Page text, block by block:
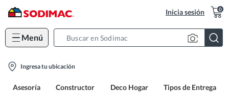
Inicia sesión 0
Menú
location-
Ingresa tu ubicación
Asesoría Constructor Deco Hogar Tipos de Entrega